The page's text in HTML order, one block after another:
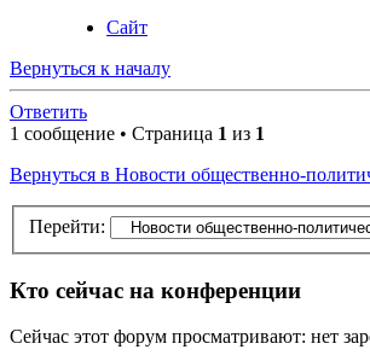
Сайт
Вернуться к началу
Ответить
1 сообщение • Страница 1 из 1
Вернуться в Новости общественно-
Перейти:
Кто сейчас на конференции
Сейчас этот форум просматривают: нет